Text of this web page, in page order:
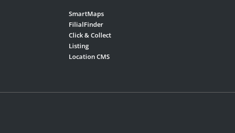
SmartMaps
FilialFinder
Click & Collect
Listing
Location CMS